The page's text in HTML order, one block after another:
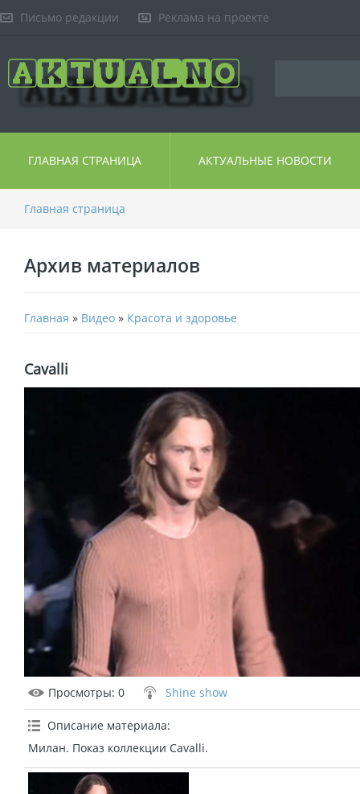
Письмо редакции Реклама на проекте
ГЛАВНАЯ СТРАНИЦА АКТУАЛЬНЫЕ НОВОСТИ
Главная страница
Архив материалов
Главная » Видео » Красота и здоровье
Cavalli
Просмотры: 0 Shine show
Описание материала:
Милан. Показ коллекции Cavalli.